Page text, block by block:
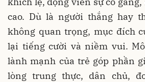
cao. Dù là người thắng hay
không quan trọng, mục đích
lại tiếng cười và niềm vui.
lành mạnh của trẻ góp phần
lòng trung thực, dân chủ,